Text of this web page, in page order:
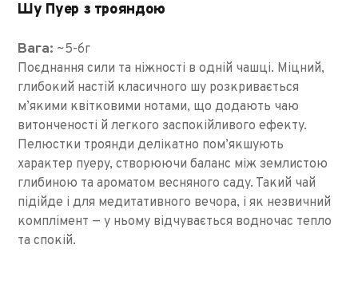
Шу Пуер з трояндою
Вага: ~5-6г
Поєднання сили та ніжності в одній чашці. Міцний,
глибокий настій класичного шу розкривається
м’якими квітковими нотами, що додають чаю
витонченості й легкого заспокійливого ефекту.
Пелюстки троянди делікатно пом’якшують
характер пуеру, створюючи баланс між землистою
глибиною та ароматом весняного саду. Такий чай
підійде і для медитативного вечора, і як незвичний
комплімент — у ньому відчувається водночас тепло
та спокій.